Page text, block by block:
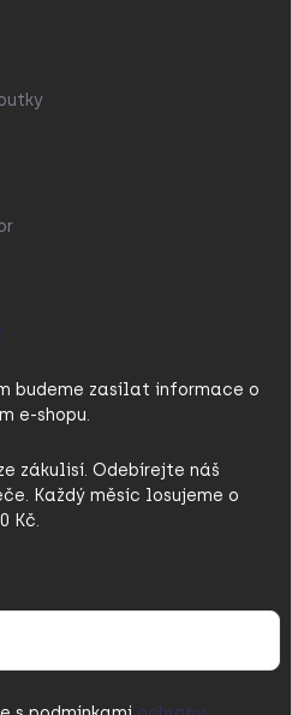
budeme zasílat informace o
e-shopu.
zákulisí. Odebírejte náš
Každý měsíc losujeme o
Kč.